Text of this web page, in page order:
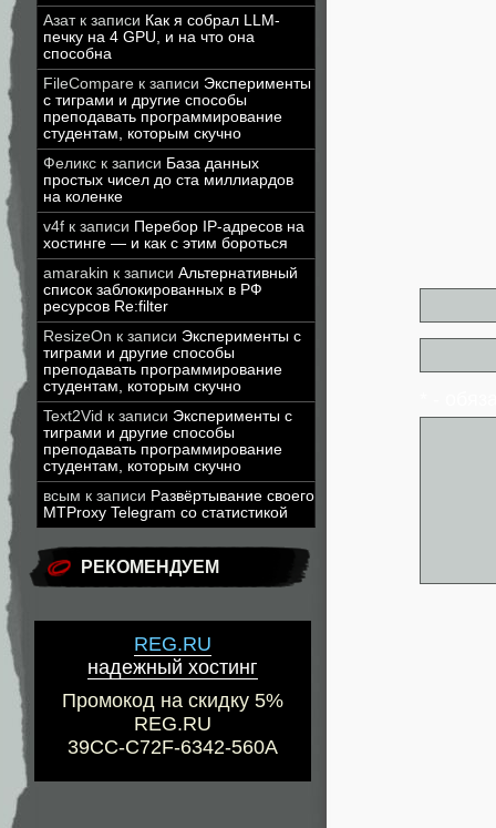
Азатк записи Как я собрал LLM-
печку на 4 GPU, и на что она
способна
FileCompare к записи Эксперименты
с тиграми и другие способы
преподавать программирование
студентам, которым скучно
Феликс к записи База данных
простых чисел до ста миллиардов
на коленке
v4f к записи Перебор IP-адресов на
хостинге — и как с этим бороться
amarakin к записи Альтернативный
список заблокированных в РФ
ресурсов Re:filter
ResizeOn к записи Эксперименты с
тиграми и другие способы
преподавать программирование
студентам, которым скучно
Text2Vid к записи Эксперименты с
тиграми и другие способы
преподавать программирование
студентам, которым скучно
всым к записи Развёртывание своего
MTProxy Telegram со статистикой
РЕКОМЕНДУЕМ
REG.RU
надежный хостинг
Промокод на скидку 5%
REG.RU
39CC-C72F-6342-560A